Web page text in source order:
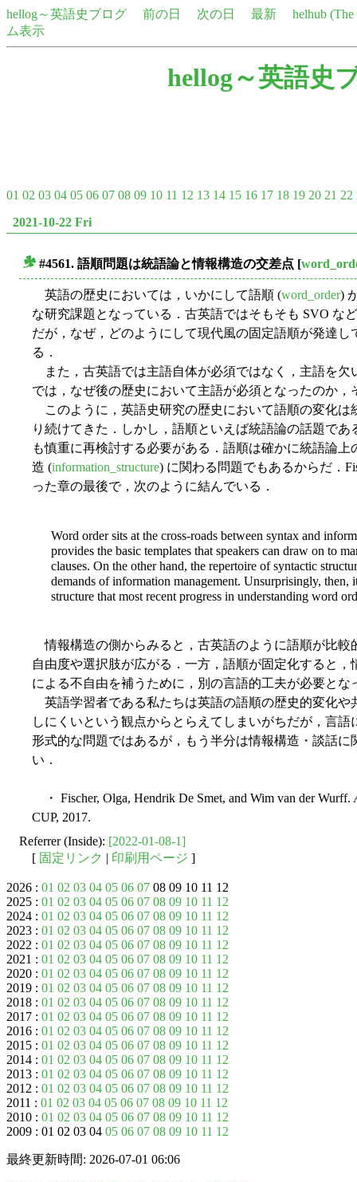
hellog～英語史ブログ 前の日 次の日 最新
helhub
ム表示
hellog～英語史
01 02 03 04 05 06 07 08 09 10 11 12 13 14 15 16 17 18 19 20 21 22
2021-10-22 Fri
#4561. 語順問題は統語論と情報構造の交差点 [
英語の歴史においては，いかにして語順 (word_order)
な研究課題となっている．古英語ではそもそも SVO な
だが，なぜ，どのようにして現代風の固定語順が発達
る．
また，古英語では主語自体が必須ではなく，主語を欠
では，なぜ後の歴史において主語が必須となったのか
このように，英語史研究の歴史において語順の変化は
り続けてきた．しかし，語順といえば統語論の話題で
も慎重に再検討する必要がある．語順は確かに統語論
造 (information_structure) に関わる問題でもあるからだ．
った章の最後で，次のように結んでいる．
Word order sits at the cross-roads between syntax and
provides the basic templates that speakers can draw on to
clauses. On the other hand, the repertoire of syntactic
demands of information management. Unsurprisingly,
structure that most recent progress in understanding word
情報構造の側からみると，古英語のように語順が比較
自由度や選択肢が広がる．一方，語順が固定化すると
による不自由を補うために，別の言語的工夫が必要とな
英語学習者である私たちは英語の語順の歴史的変化や
しにくいという観点からとらえてしまいがちだが，言
形式的な問題ではあるが，もう半分は情報構造・談話
い．
・ Fischer, Olga, Hendrik De Smet, and Wim van der Wurff.
CUP, 2017.
Referrer (Inside): [2022-01-08-1]
[ 固定リンク | 印刷用ページ ]
2026 : 01 02 03 04 05 06 07 08 09 10 11 12
2025 : 01 02 03 04 05 06 07 08 09 10 11 12
2024 : 01 02 03 04 05 06 07 08 09 10 11 12
2023 : 01 02 03 04 05 06 07 08 09 10 11 12
2022 : 01 02 03 04 05 06 07 08 09 10 11 12
2021 : 01 02 03 04 05 06 07 08 09 10 11 12
2020 : 01 02 03 04 05 06 07 08 09 10 11 12
2019 : 01 02 03 04 05 06 07 08 09 10 11 12
2018 : 01 02 03 04 05 06 07 08 09 10 11 12
2017 : 01 02 03 04 05 06 07 08 09 10 11 12
2016 : 01 02 03 04 05 06 07 08 09 10 11 12
2015 : 01 02 03 04 05 06 07 08 09 10 11 12
2014 : 01 02 03 04 05 06 07 08 09 10 11 12
2013 : 01 02 03 04 05 06 07 08 09 10 11 12
2012 : 01 02 03 04 05 06 07 08 09 10 11 12
2011 : 01 02 03 04 05 06 07 08 09 10 11 12
2010 : 01 02 03 04 05 06 07 08 09 10 11 12
2009 : 01 02 03 04 05 06 07 08 09 10 11 12
最終更新時間: 2026-07-01 06:06